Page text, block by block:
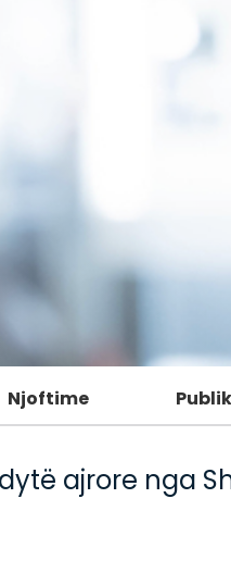
Njoftime
ajrore nga